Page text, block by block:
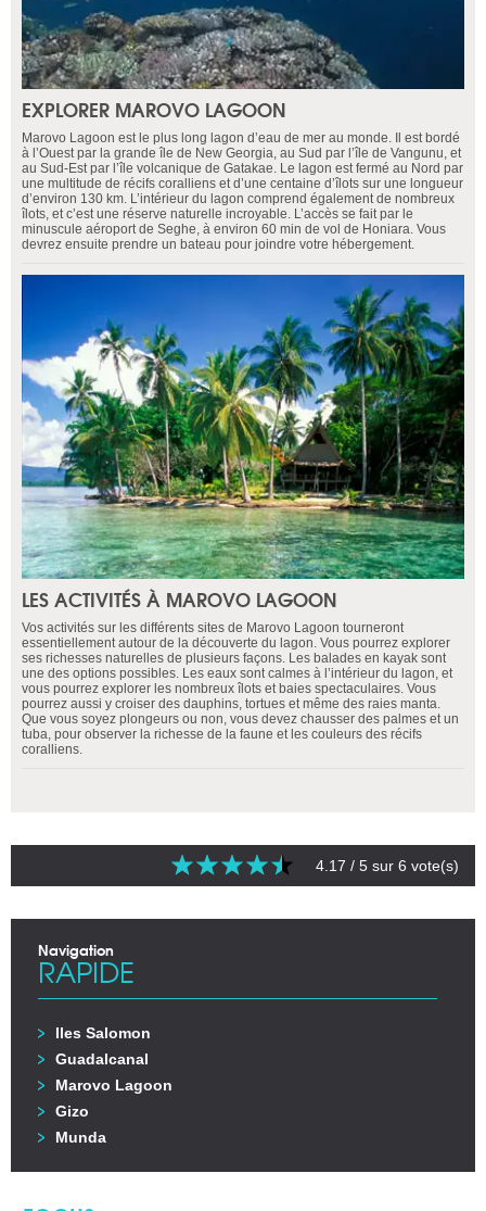
EXPLORER MAROVO LAGOON
Marovo Lagoon est le plus long lagon d’eau de mer au monde. Il est bordé
à l’Ouest par la grande île de New Georgia, au Sud par l’île de Vangunu, et
au Sud-Est par l’île volcanique de Gatakae. Le lagon est fermé au Nord par
une multitude de récifs coralliens et d’une centaine d’îlots sur une longueur
d’environ 130 km. L’intérieur du lagon comprend également de nombreux
îlots, et c’est une réserve naturelle incroyable. L’accès se fait par le
minuscule aéroport de Seghe, à environ 60 min de vol de Honiara. Vous
devrez ensuite prendre un bateau pour joindre votre hébergement.
LES ACTIVITÉS À MAROVO LAGOON
Vos activités sur les différents sites de Marovo Lagoon tourneront
essentiellement autour de la découverte du lagon. Vous pourrez explorer
ses richesses naturelles de plusieurs façons. Les balades en kayak sont
une des options possibles. Les eaux sont calmes à l’intérieur du lagon, et
vous pourrez explorer les nombreux îlots et baies spectaculaires. Vous
pourrez aussi y croiser des dauphins, tortues et même des raies manta.
Que vous soyez plongeurs ou non, vous devez chausser des palmes et un
tuba, pour observer la richesse de la faune et les couleurs des récifs
coralliens.
4.17 / 5 sur 6 vote(s)
Navigation
RAPIDE
Iles Salomon
Guadalcanal
Marovo Lagoon
Gizo
Munda